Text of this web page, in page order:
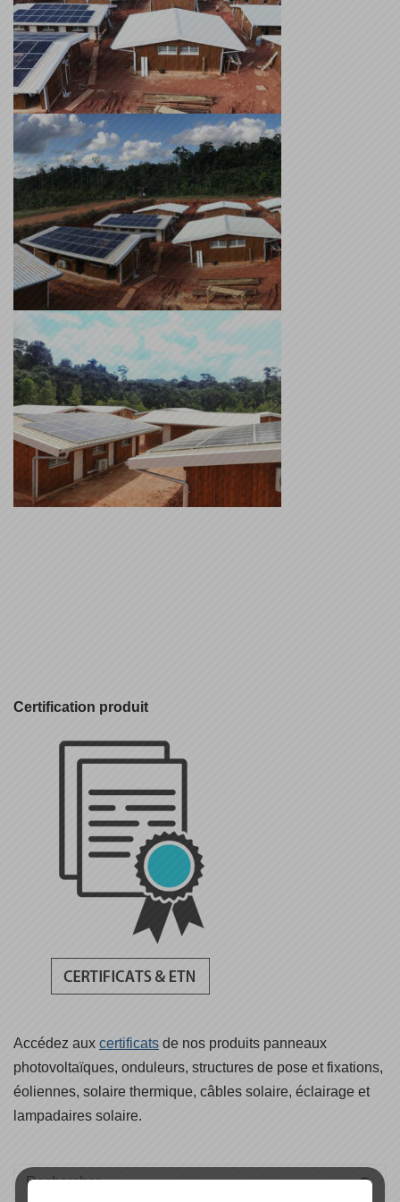
Certification produit
Accédez aux certificats de nos produits panneaux
photovoltaïques, onduleurs, structures de pose et fixations,
éoliennes, solaire thermique, câbles solaire, éclairage et
lampadaires solaire.